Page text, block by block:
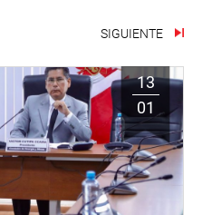
SIGUIENTE
13
01